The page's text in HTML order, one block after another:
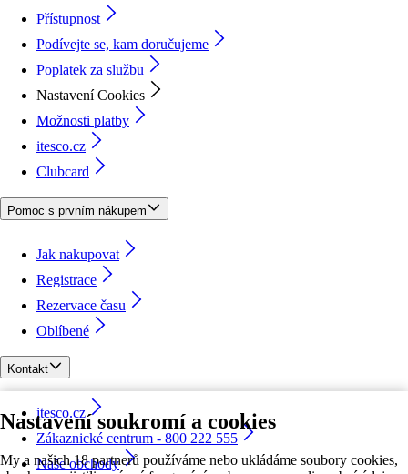
Nastavení soukromí a cookies
My a našich 18 partnerů používáme nebo ukládáme soubory cookies,
Přístupnost
Podívejte se, kam doručujeme
Poplatek za službu
Nastavení Cookies
Možnosti platby
itesco.cz
Clubcard
Pomoc s prvním nákupem
Jak nakupovat
Registrace
Rezervace času
Oblíbené
Kontakt
itesco.cz
Zákaznické centrum - 800 222 555
Naše obchody